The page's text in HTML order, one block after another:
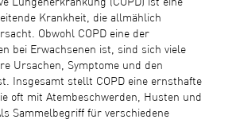
Lungenerkrankung (COPD) ist eine
Krankheit, die allmählich
Obwohl COPD eine der
bei Erwachsenen ist, sind sich viele
Ursachen, Symptome und den
Insgesamt stellt COPD eine ernsthafte
oft mit Atembeschwerden, Husten und
Sammelbegriff für verschiedene